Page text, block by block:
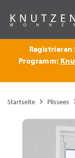
Zurück
Registrieren
Programm:
Startseite Plissees